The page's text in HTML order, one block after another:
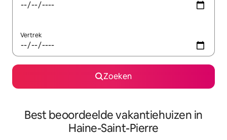
Vertrek
Zoeken
Best beoordeelde vakantiehuizen in
Haine-Saint-Pierre